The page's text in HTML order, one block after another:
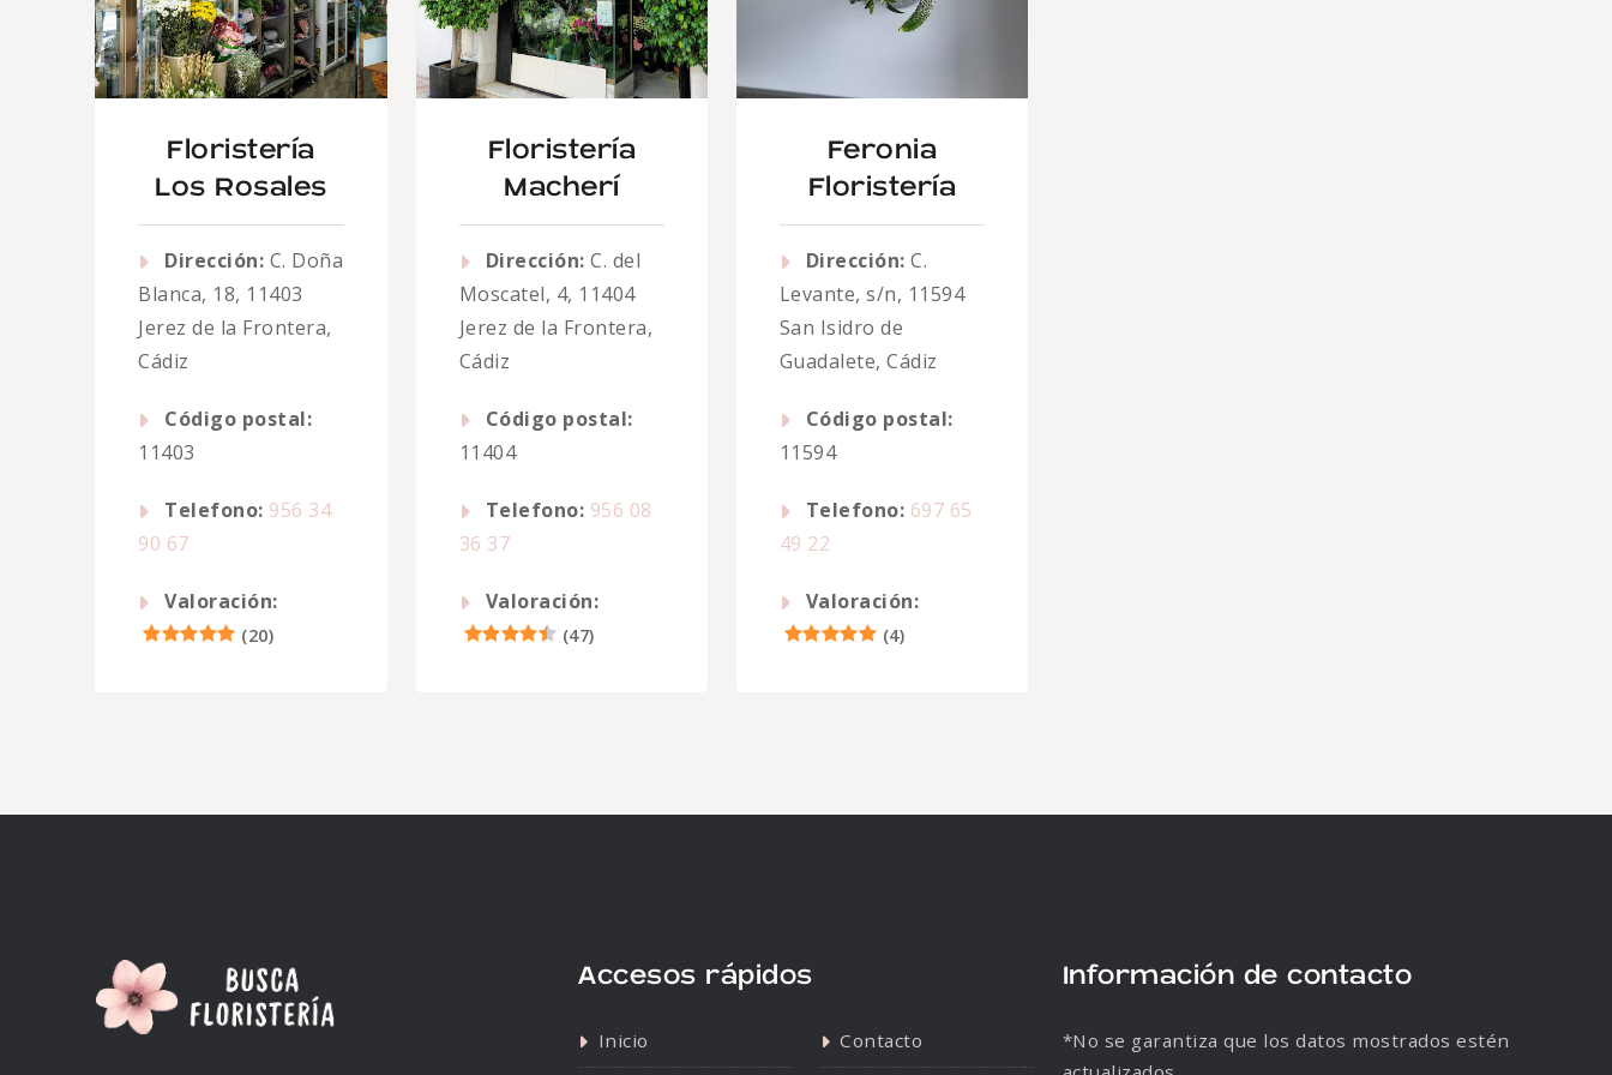
Floristería
Los Rosales
Dirección: C. Doña
Blanca, 18, 11403
Jerez de la Frontera,
Cádiz
Código postal:
11403
Telefono: 956 34
90 67
Valoración:
(20)
Floristería
Macherí
Dirección: C. del
Moscatel, 4, 11404
Jerez de la Frontera,
Cádiz
Código postal:
11404
Telefono: 956 08
36 37
Valoración:
(47)
Feronia
Floristería
Dirección: C.
Levante, s/n, 11594
San Isidro de
Guadalete, Cádiz
Código postal:
11594
Telefono: 697 65
49 22
Valoración:
(4)
Accesos rápidos
Inicio Contacto
Información de contacto
*No se garantiza que los datos mostrados estén